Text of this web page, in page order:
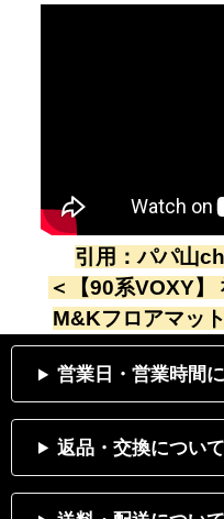
引用：パパ山ch
＜
【90系VOXY
M&Kフロアマッ
営業日・営業時間
返品・交換について